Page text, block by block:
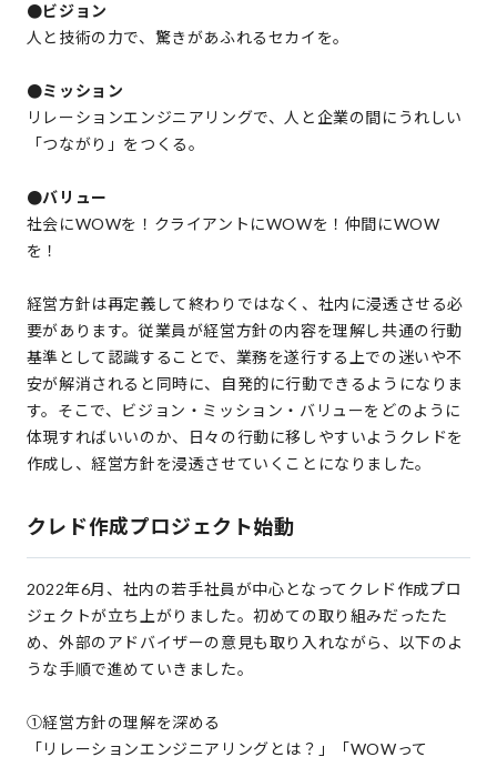
●ビジョン
人と技術の力で、驚きがあふれるセカイを。
●ミッション
リレーションエンジニアリングで、人と企業の間にうれしい
「つながり」をつくる。
●バリュー
社会にWOWを！クライアントにWOWを！仲間にWOW
を！
経営方針は再定義して終わりではなく、社内に浸透させる必
要があります。従業員が経営方針の内容を理解し共通の行動
基準として認識することで、業務を遂行する上での迷いや不
安が解消されると同時に、自発的に行動できるようになりま
す。そこで、ビジョン・ミッション・バリューをどのように
体現すればいいのか、日々の行動に移しやすいようクレドを
作成し、経営方針を浸透させていくことになりました。
クレド作成プロジェクト始動
2022年6月、社内の若手社員が中心となってクレド作成プロ
ジェクトが立ち上がりました。初めての取り組みだったた
め、外部のアドバイザーの意見も取り入れながら、以下のよ
うな手順で進めていきました。
①経営方針の理解を深める
「リレーションエンジニアリングとは？」「WOWって